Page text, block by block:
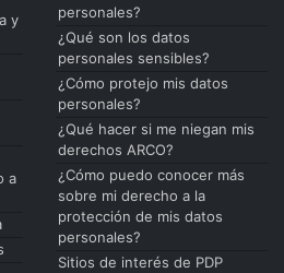
y
a
personales?
¿Qué son los datos
personales sensibles?
¿Cómo protejo mis datos
personales?
¿Qué hacer si me niegan mis
derechos ARCO?
¿Cómo puedo conocer más
sobre mi derecho a la
protección de mis datos
personales?
Sitios de interés de PDP